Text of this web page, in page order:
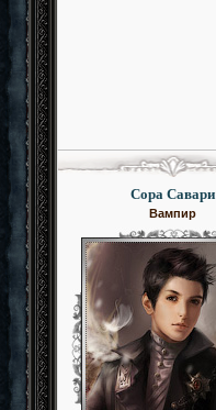
Сора Савари
Вампир